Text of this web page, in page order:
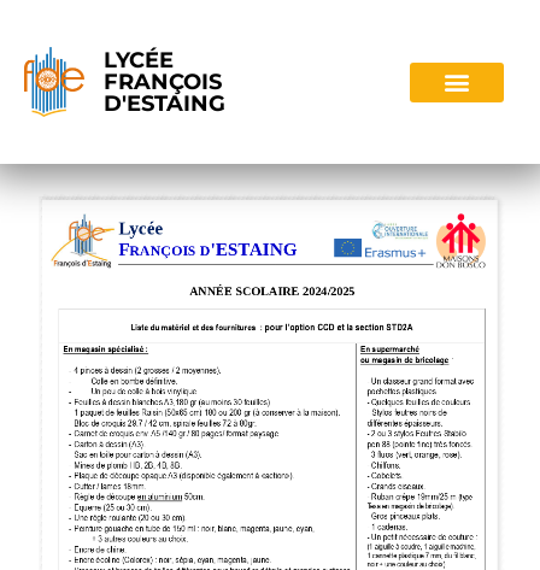
LYCÉE
FRANÇOIS
D'ESTAING